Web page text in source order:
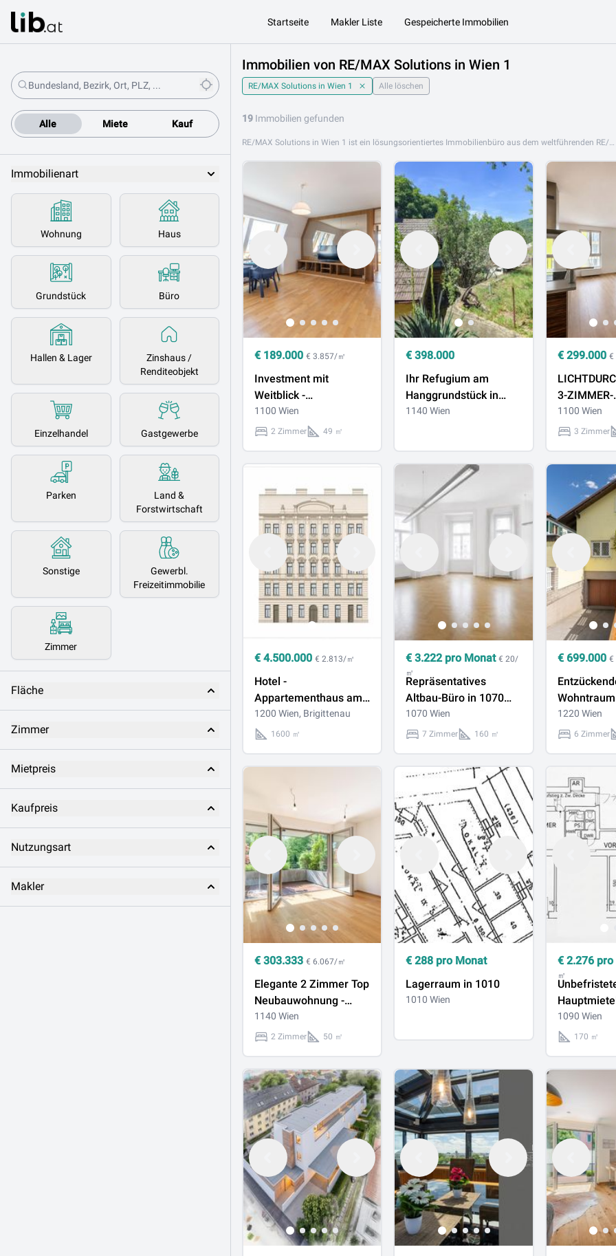
Startseite Makler Liste Gespeicherte Immobilien
Alle Miete Kauf
Immobilienart
Wohnung Haus
Grundstück Büro
Hallen & Lager
Zinshaus /
Renditeobjekt
Einzelhandel Gastgewerbe
Parken
Land &
Forstwirtschaft
Sonstige
Gewerbl.
Freizeitimmobilie
Zimmer
Fläche
Zimmer
Mietpreis
Kaufpreis
Nutzungsart
Makler
Immobilien von RE/MAX Solutions in Wien 1
RE/MAX Solutions in Wien 1 Alle löschen
19 Immobilien gefunden
RE/MAX Solutions in Wien 1 ist ein lösungsorientiertes Immobilienbüro aus dem weltführenden RE/MAX-Netzwerk, das im Herzen Wiens ansässig ist. Mit pragmatischem Ansatz und tiefer Marktkenntnis begleitet RE/MAX Solutions Kunden bei Kauf, Verkauf und Vermietung von Immobilien in Wien. Das Angebot von RE/MAX Solutions in Wien 1 umfasst Eigentumswohnungen, Mietwohnungen, Stadtpalais, Zinshäuser sowie Gewerbe- und Anlageimmobilien im Wiener Stadtgebiet. Das Team findet für jedes Anliegen die passende Lösung. RE/MAX Solutions in Wien 1 ist an folgenden Standorten aktiv: 1010 Wien. Durchsuchen Sie jetzt das Immobilienangebot von RE/MAX Solutions in Wien 1 auf Lib.at und lösen Sie Ihre Immobilienfrage mit Profis.
€ 189.000 € 3.857/㎡
Investment mit
Weitblick -
Lichtdurchflutete 2
Zimmer DG
1100 Wien
2 Zimmer 49 ㎡
€398.000
Ihr Refugium am
Hanggrundstück in
herrlicher
1140 Wien
€ 299.000 €
3-ZIMMER-
MIT
LAGE DES
BEZIRKS!!
1100 Wien
3 Zimmer
€ 4.500.000 € 2.813/㎡
Hotel -
Appartementhaus am
Augarten
1200 Wien, Brigittenau
1600 ㎡
€3.222pro Monat€ 20/
㎡
Repräsentatives
Altbau-Büro in 1070
Wien – Nähe
Westbahnstraße /
1070 Wien
7 Zimmer 160 ㎡
€ 699.000 €
Sanieren in
1220 Wien
6 Zimmer
€ 303.333 € 6.067/㎡
Elegante 2 Zimmer Top
Neubauwohnung -
Ruhelage mit Waldblick
- Top Ausstattung
1140 Wien
2 Zimmer 50 ㎡
€288 pro Monat
Lagerraum in 1010
1010 Wien
€ 2.276pro
㎡
Chance zur
1090 Wien
170 ㎡